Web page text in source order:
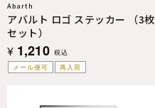
メール便可 再入荷
Abarth
アバルト ロゴ ステッカー （3枚
セット）
¥ 1,210 税込